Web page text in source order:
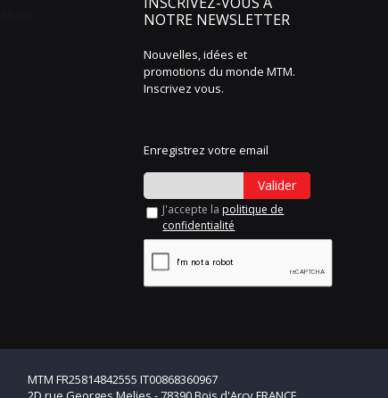
NOTRE NEWSLETTER
Nouvelles, idées et
promotions du monde MTM.
Inscrivez vous.
Enregistrez votre email
Valider
J'accepte la politique de
confidentialité
MTM FR25814842555 IT00868360967